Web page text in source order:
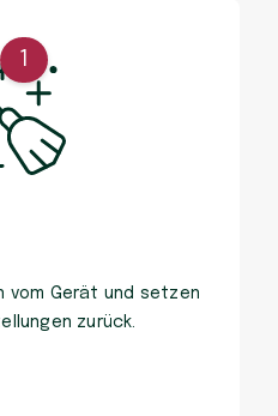
vom Gerät und setzen
zurück.